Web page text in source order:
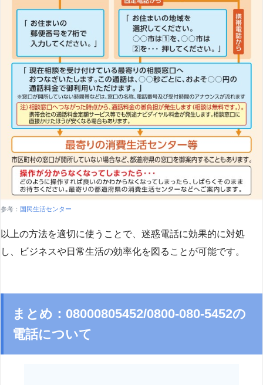
参考： 国民生活センター
以上の方法を適切に使うことで、迷惑電話に効果的に対処
し、ビジネスや日常生活の効率化を図ることが可能です。
まとめ：08000805452/0800-080-5452の
電話について